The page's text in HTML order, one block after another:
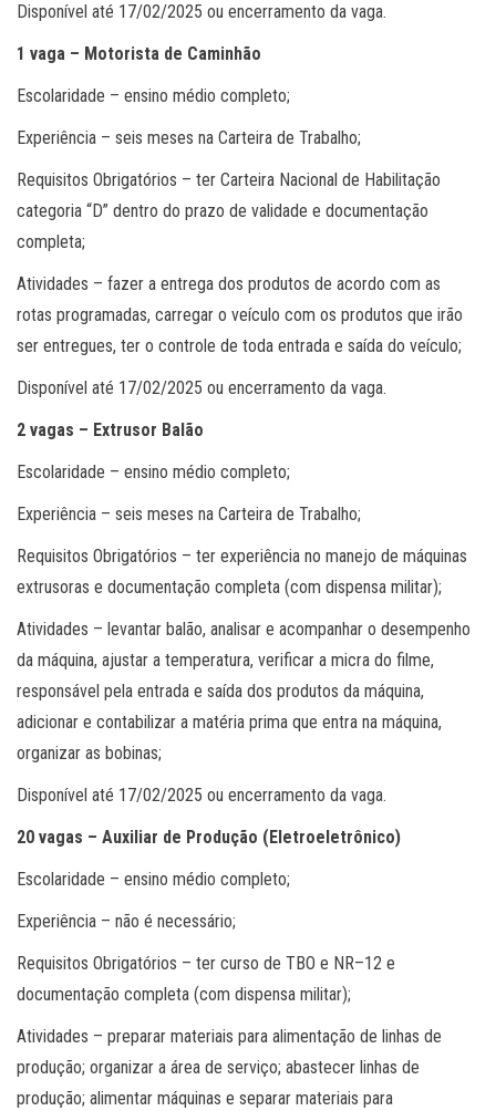
Disponível até 17/02/2025 ou encerramento da vaga.
1 vaga – Motorista de Caminhão
Escolaridade – ensino médio completo;
Experiência – seis meses na Carteira de Trabalho;
Requisitos Obrigatórios – ter Carteira Nacional de Habilitação
categoria “D” dentro do prazo de validade e documentação
completa;
Atividades – fazer a entrega dos produtos de acordo com as
rotas programadas, carregar o veículo com os produtos que irão
ser entregues, ter o controle de toda entrada e saída do veículo;
Disponível até 17/02/2025 ou encerramento da vaga.
2 vagas – Extrusor Balão
Escolaridade – ensino médio completo;
Experiência – seis meses na Carteira de Trabalho;
Requisitos Obrigatórios – ter experiência no manejo de máquinas
extrusoras e documentação completa (com dispensa militar);
Atividades – levantar balão, analisar e acompanhar o desempenho
da máquina, ajustar a temperatura, verificar a micra do filme,
responsável pela entrada e saída dos produtos da máquina,
adicionar e contabilizar a matéria prima que entra na máquina,
organizar as bobinas;
Disponível até 17/02/2025 ou encerramento da vaga.
20 vagas – Auxiliar de Produção (Eletroeletrônico)
Escolaridade – ensino médio completo;
Experiência – não é necessário;
Requisitos Obrigatórios – ter curso de TBO e NR–12 e
documentação completa (com dispensa militar);
Atividades – preparar materiais para alimentação de linhas de
produção; organizar a área de serviço; abastecer linhas de
produção; alimentar máquinas e separar materiais para